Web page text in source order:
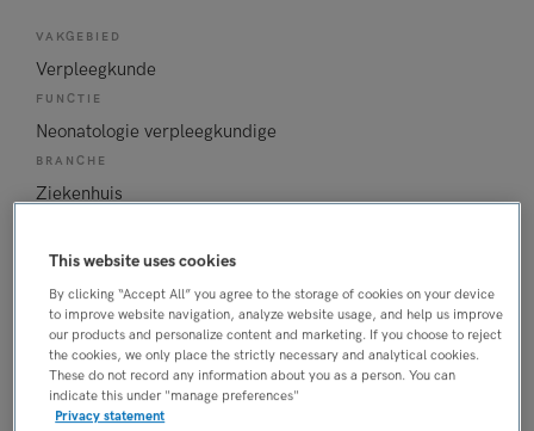
VAKGEBIED
Verpleegkunde
FUNCTIE
Neonatologie verpleegkundige
BRANCHE
Ziekenhuis
Niet nader bepaald
7 juni 2026
NIVEAU
HBO
ERVARING
This website uses cookies
By clicking “Accept All” you agree to the storage of cookies on your device
to improve website navigation, analyze website usage, and help us improve
our products and personalize content and marketing. If you choose to reject
the cookies, we only place the strictly necessary and analytical cookies.
These do not record any information about you as a person. You can
indicate this under "manage preferences"
Privacy statement